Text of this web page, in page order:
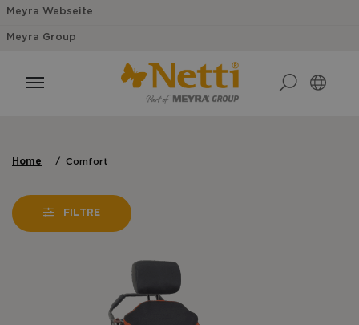
Meyra Webseite
Meyra Group
Home Comfort
FILTRE